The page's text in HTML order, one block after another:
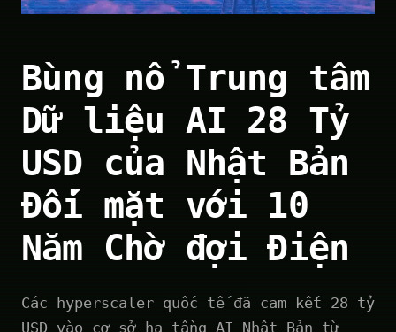
Bùng nổ Trung tâm
Dữ liệu AI 28 Tỷ
USD của Nhật Bản
Đối mặt với 10
Năm Chờ đợi Điện
Các hyperscaler quốc tế đã cam kết 28 tỷ
USD vào cơ sở hạ tầng AI Nhật Bản từ